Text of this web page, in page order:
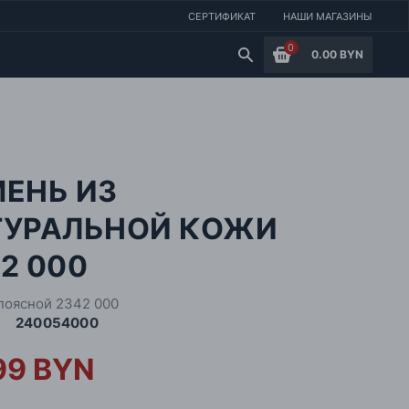
СЕРТИФИКАТ НАШИ МАГАЗИНЫ
0
0.00 BYN
ИЗ
КОЖИ
000
2342 000
240054000
BYN